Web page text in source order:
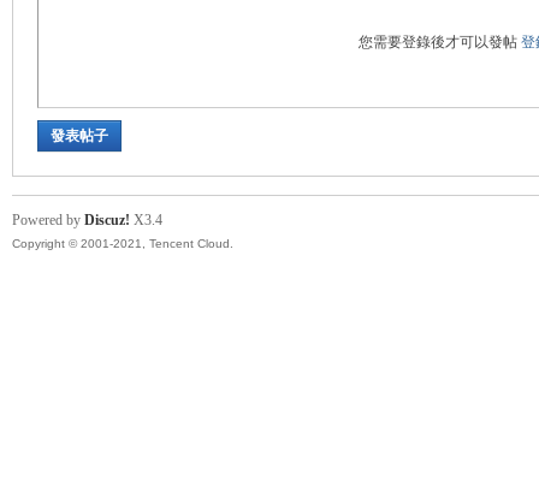
您需要登錄後才可以發帖 登
發表帖子
Powered by Discuz! X3.4
Copyright © 2001-2021, Tencent Cloud.